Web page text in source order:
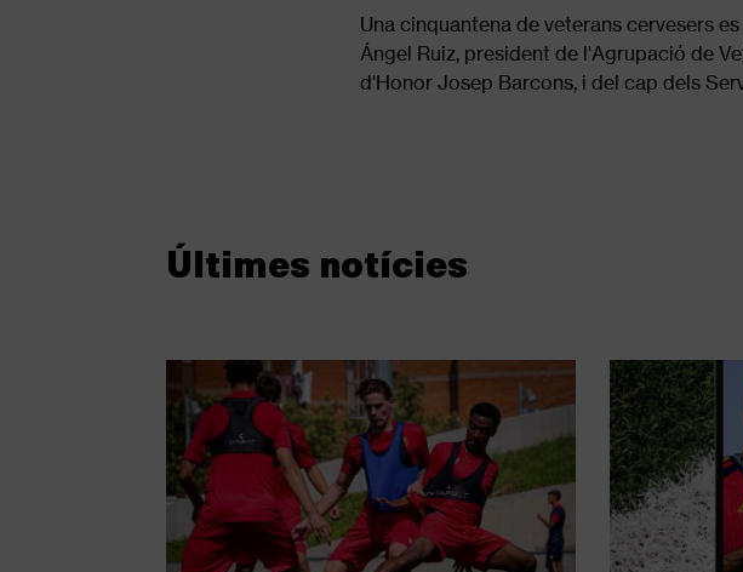
Una cinquantena de veterans cervesers
Ángel Ruiz, president de l'Agrupació de
d'Honor Josep Barcons, i del cap dels
Últimes notícies